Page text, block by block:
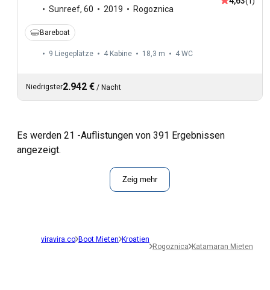
Sunreef, 60 2019 Rogoznica
Bareboat
9 Liegeplätze 4 Kabine 18,3 m 4 WC
Niedrigster2.942 € / Nacht
Es werden 21 -Auflistungen von 391 Ergebnissen
angezeigt.
Zeig mehr
viravira.co Boot Mieten Kroatien
Rogoznica Katamaran Mieten